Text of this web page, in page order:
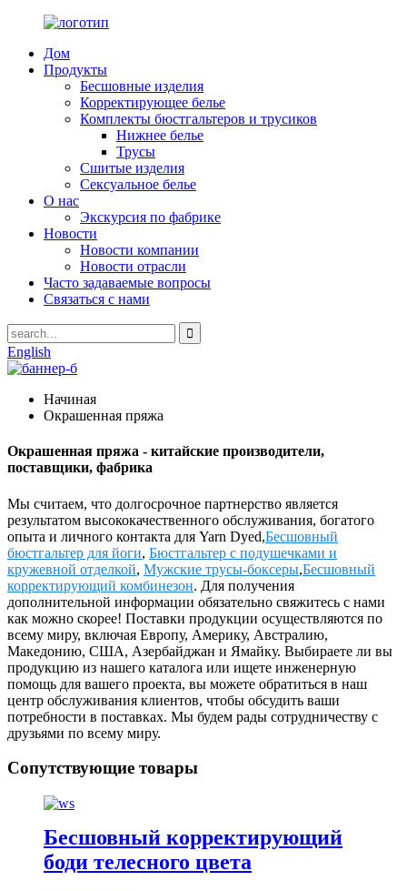
Дом
Продукты
Бесшовные изделия
Корректирующее белье
Комплекты бюстгальтеров и трусиков
Нижнее белье
Трусы
Сшитые изделия
Сексуальное белье
О нас
Экскурсия по фабрике
Новости
Новости компании
Новости отрасли
Часто задаваемые вопросы
Связаться с нами
English
Начиная
Окрашенная пряжа
Окрашенная пряжа - китайские производители,
поставщики, фабрика
Мы считаем, что долгосрочное партнерство является
результатом высококачественного обслуживания, богатого
опыта и личного контакта для Yarn Dyed,Бесшовный
бюстгальтер для йоги, Бюстгальтер с подушечками и
кружевной отделкой, Мужские трусы-боксеры,Бесшовный
корректирующий комбинезон. Для получения
дополнительной информации обязательно свяжитесь с нами
как можно скорее! Поставки продукции осуществляются по
всему миру, включая Европу, Америку, Австралию,
Македонию, США, Азербайджан и Ямайку. Выбираете ли вы
продукцию из нашего каталога или ищете инженерную
помощь для вашего проекта, вы можете обратиться в наш
центр обслуживания клиентов, чтобы обсудить ваши
потребности в поставках. Мы будем рады сотрудничеству с
друзьями по всему миру.
Сопутствующие товары
Бесшовный корректирующий
боди телесного цвета